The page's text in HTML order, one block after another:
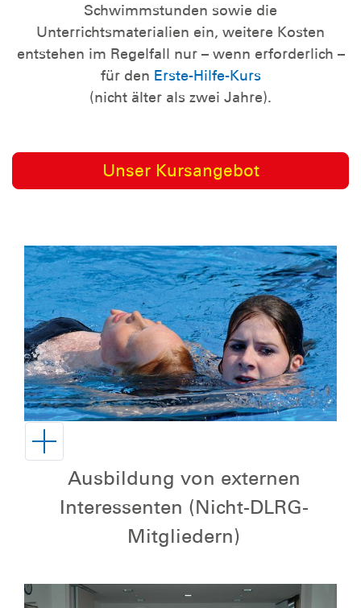
Schwimmstunden sowie die
Unterrichtsmaterialien ein, weitere Kosten
entstehen im Regelfall nur – wenn erforderlich –
für den Erste-Hilfe-Kurs
(nicht älter als zwei Jahre).
Unser Kursangebot
Ausbildung von externen
Interessenten (Nicht-DLRG-
Mitgliedern)